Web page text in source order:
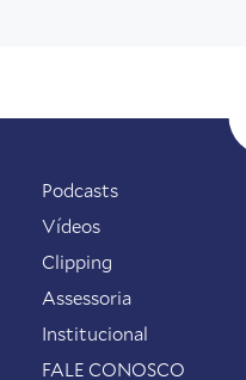
Podcasts
Vídeos
Clipping
Assessoria
Institucional
FALE CONOSCO